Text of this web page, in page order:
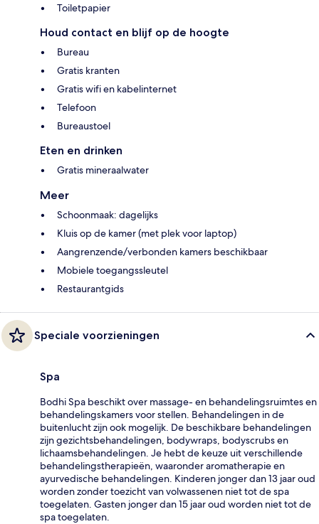
Toiletpapier
Houd contact en blijf op de hoogte
Bureau
Gratis kranten
Gratis wifi en kabelinternet
Telefoon
Bureaustoel
Eten en drinken
Gratis mineraalwater
Meer
Schoonmaak: dagelijks
Kluis op de kamer (met plek voor laptop)
Aangrenzende/verbonden kamers beschikbaar
Mobiele toegangssleutel
Restaurantgids
Speciale voorzieningen
Spa
Bodhi Spa beschikt over massage- en behandelingsruimtes en
behandelingskamers voor stellen. Behandelingen in de
buitenlucht zijn ook mogelijk. De beschikbare behandelingen
zijn gezichtsbehandelingen, bodywraps, bodyscrubs en
lichaamsbehandelingen. Je hebt de keuze uit verschillende
behandelingstherapieën, waaronder aromatherapie en
ayurvedische behandelingen. Kinderen jonger dan 13 jaar oud
worden zonder toezicht van volwassenen niet tot de spa
toegelaten. Gasten jonger dan 15 jaar oud worden niet tot de
spa toegelaten.